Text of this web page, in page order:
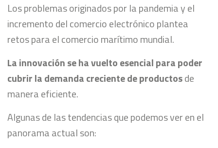
Los problemas originados por la pandemia y el
incremento del comercio electrónico plantea
retos para el comercio marítimo mundial.
La innovación se ha vuelto esencial para poder
cubrir la demanda creciente de productosde
manera eficiente.
Algunas de las tendencias que podemos ver en el
panorama actual son: